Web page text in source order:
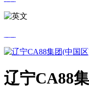
辽宁CA88